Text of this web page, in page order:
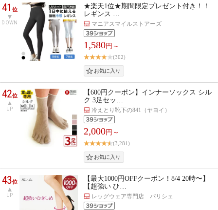
41位
DOWN
★楽天1位★期間限定プレゼント付き！！
レギンス …
マニアスマイルストアーズ
1,580円～
(302)
42位
UP
【600円クーポン】インナーソックス シル
ク 3足セッ…
冷えとり靴下の841（ヤヨイ）
2,000円～
(3,281)
43位
UP
【最大1000円OFFクーポン！8/4 20時〜】
【超強い ひ…
レッグウェア専門店 パリシェ